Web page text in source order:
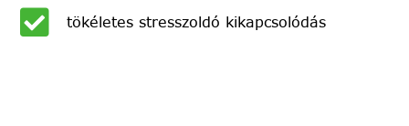
tökéletes stresszoldó kikapcsolódás